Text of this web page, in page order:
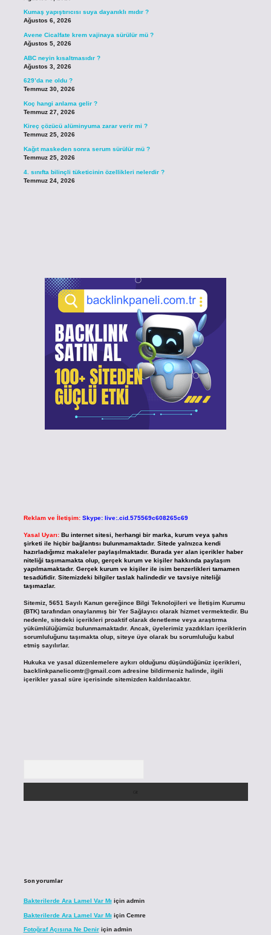
Kumaş yapıştırıcısı suya dayanıklı mıdır ?
Ağustos 6, 2026
Avene Cicalfate krem vajinaya sürülür mü ?
Ağustos 5, 2026
ABC neyin kısaltmasıdır ?
Ağustos 3, 2026
629’da ne oldu ?
Temmuz 30, 2026
Koç hangi anlama gelir ?
Temmuz 27, 2026
Kireç çözücü alüminyuma zarar verir mi ?
Temmuz 25, 2026
Kağıt maskeden sonra serum sürülür mü ?
Temmuz 25, 2026
4. sınıfta bilinçli tüketicinin özellikleri nelerdir ?
Temmuz 24, 2026
Reklam ve İletişim: Skype: live:.cid.575569c608265c69
Yasal Uyarı: Bu internet sitesi, herhangi bir marka, kurum veya şahıs
şirketi ile hiçbir bağlantısı bulunmamaktadır. Sitede yalnızca kendi
hazırladığımız makaleler paylaşılmaktadır. Burada yer alan içerikler haber
niteliği taşımamakta olup, gerçek kurum ve kişiler hakkında paylaşım
yapılmamaktadır. Gerçek kurum ve kişiler ile isim benzerlikleri tamamen
tesadüfidir. Sitemizdeki bilgiler taslak halindedir ve tavsiye niteliği
taşımazlar.
Sitemiz, 5651 Sayılı Kanun gereğince Bilgi Teknolojileri ve İletişim Kurumu
(BTK) tarafından onaylanmış bir Yer Sağlayıcı olarak hizmet vermektedir. Bu
nedenle, sitedeki içerikleri proaktif olarak denetleme veya araştırma
yükümlülüğümüz bulunmamaktadır. Ancak, üyelerimiz yazdıkları içeriklerin
sorumluluğunu taşımakta olup, siteye üye olarak bu sorumluluğu kabul
etmiş sayılırlar.
Hukuka ve yasal düzenlemelere aykırı olduğunu düşündüğünüz içerikleri,
backlinkpanelicomtr@gmail.comadresine bildirmeniz halinde, ilgili
içerikler yasal süre içerisinde sitemizden kaldırılacaktır.
Son yorumlar
Bakterilerde Ara Lamel Var Mı için admin
Bakterilerde Ara Lamel Var Mı için Cemre
Fotoğraf Açısına Ne Deniriçin admin